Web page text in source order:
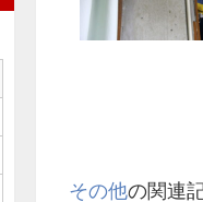
その他の関連